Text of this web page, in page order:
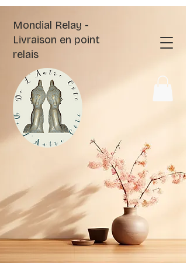
Mondial Relay -
Livraison en point
relais